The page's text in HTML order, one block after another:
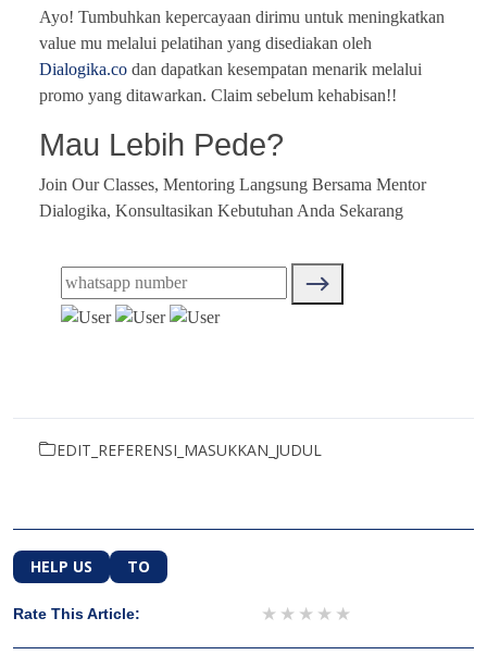
Ayo! Tumbuhkan kepercayaan dirimu untuk meningkatkan
value mu melalui pelatihan yang disediakan oleh
Dialogika.co dan dapatkan kesempatan menarik melalui
promo yang ditawarkan. Claim sebelum kehabisan!!
Mau Lebih Pede?
Join Our Classes, Mentoring Langsung Bersama Mentor
Dialogika, Konsultasikan Kebutuhan Anda Sekarang
EDIT_REFERENSI_MASUKKAN_JUDUL
HELP US TO
Rate This Article: 4 stars
3 stars
2 stars
1 star